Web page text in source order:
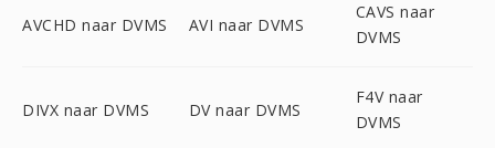
AVCHD naar DVMS AVI naar DVMS
CAVS naar
DVMS
DIVX naar DVMS DV naar DVMS
F4V naar
DVMS